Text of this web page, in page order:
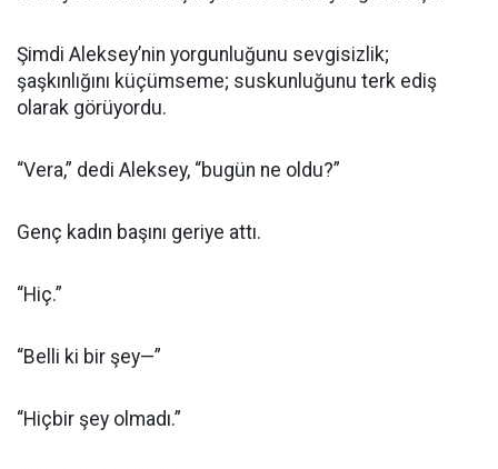
Şimdi Aleksey’nin yorgunluğunu sevgisizlik;
şaşkınlığını küçümseme; suskunluğunu terk ediş
olarak görüyordu.
“Vera,” dedi Aleksey, “bugün ne oldu?”
Genç kadın başını geriye attı.
“Hiç.”
“Belli ki bir şey—”
“Hiçbir şey olmadı.”